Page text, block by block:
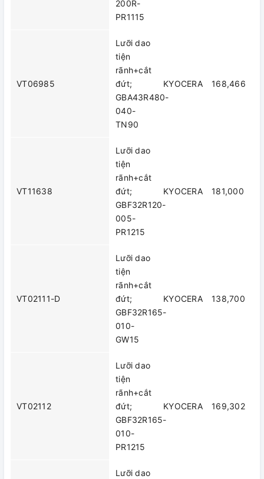
200R-
PR1115
VT06985
Lưỡi dao
tiện
rãnh+cắt
đứt;
GBA43R480-
040-
TN90
KYOCERA 168,466
VT11638
Lưỡi dao
tiện
rãnh+cắt
đứt;
GBF32R120-
005-
PR1215
KYOCERA 181,000
VT02111-D
Lưỡi dao
tiện
rãnh+cắt
đứt;
GBF32R165-
010-
GW15
KYOCERA 138,700
VT02112
Lưỡi dao
tiện
rãnh+cắt
đứt;
GBF32R165-
010-
PR1215
KYOCERA 169,302
Lưỡi dao